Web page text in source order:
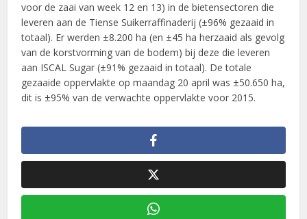
voor de zaai van week 12 en 13) in de bietensectoren die
leveren aan de Tiense Suikerraffinaderij (±96% gezaaid in
totaal). Er werden ±8.200 ha (en ±45 ha herzaaid als gevolg
van de korstvorming van de bodem) bij deze die leveren
aan ISCAL Sugar (±91% gezaaid in totaal). De totale
gezaaide oppervlakte op maandag 20 april was ±50.650 ha,
dit is ±95% van de verwachte oppervlakte voor 2015.